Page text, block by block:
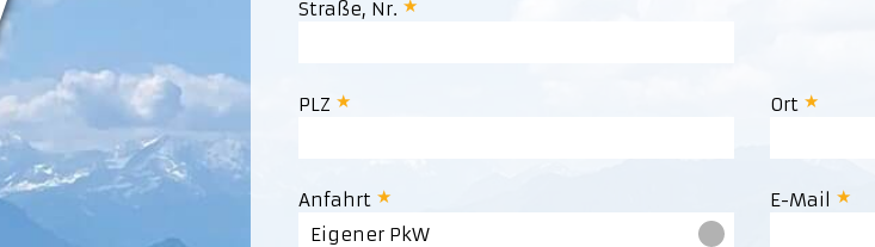
Straße, Nr.
PLZ Ort
Anfahrt
Eigener PkW
E-Mail